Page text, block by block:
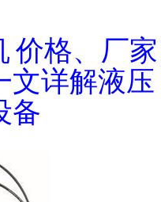
价格、厂家
文详解液压
备